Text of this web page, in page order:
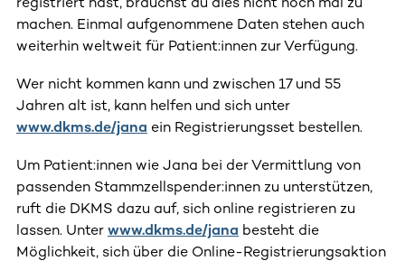
machen. Einmal aufgenommene Daten stehen auch
weiterhin weltweit für Patient:innen zur Verfügung.
Wer nicht kommen kann und zwischen 17 und 55
Jahren alt ist, kann helfen und sich unter
www.dkms.de/jana ein Registrierungsset bestellen.
Um Patient:innen wie Jana bei der Vermittlung von
passenden Stammzellspender:innen zu unterstützen,
ruft die DKMS dazu auf, sich online registrieren zu
lassen. Unter www.dkms.de/jana besteht die
Möglichkeit, sich über die Online-Registrierungsaktion